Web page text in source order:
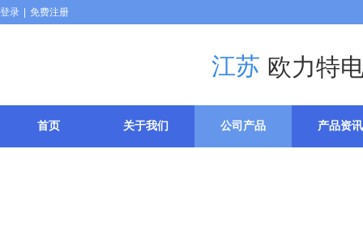
欧力特
江苏
登录 免费注册
首页 关于我们 公司产品 产品资讯